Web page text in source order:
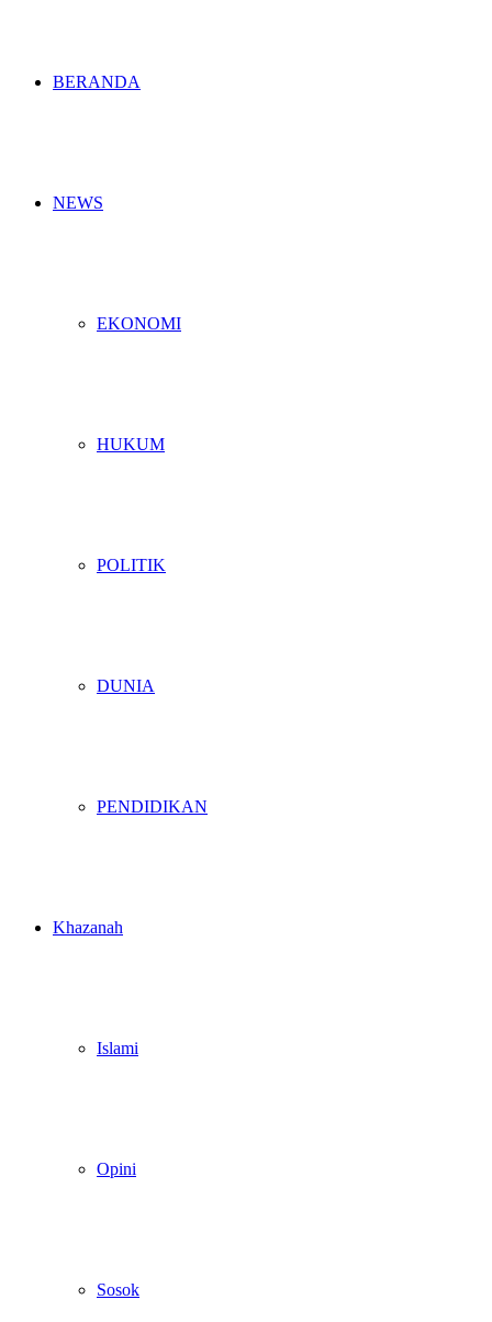
BERANDA
NEWS
EKONOMI
HUKUM
POLITIK
DUNIA
PENDIDIKAN
Khazanah
Islami
Opini
Sosok